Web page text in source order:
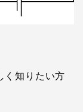
く知りたい方